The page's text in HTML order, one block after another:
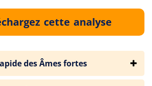
cette analyse
des Âmes fortes